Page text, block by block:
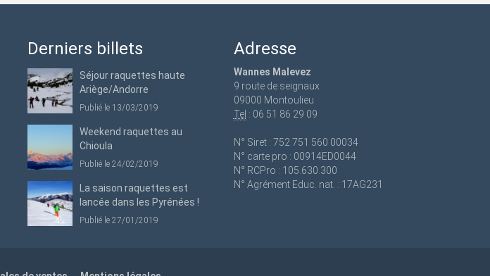
Derniers billets
Séjour raquettes haute
Ariège/Andorre
Publié le 13/03/2019
Weekend raquettes au
Chioula
Publié le 24/02/2019
La saison raquettes est
lancée dans les Pyrénées !
Publié le 27/01/2019
Adresse
Wannes Malevez
9 route de seignaux
09000 Montoulieu
Tel : 06 51 86 29 09
N° Siret : 752 751 560 00034
N° carte pro : 00914ED0044
N° RCPro : 105.630.300
N° Agrément Educ. nat. : 17AG231